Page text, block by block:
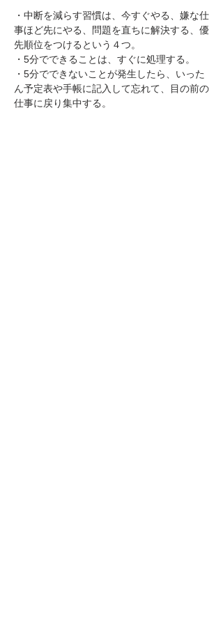
・中断を減らす習慣は、今すぐやる、嫌な仕
事ほど先にやる、問題を直ちに解決する、優
先順位をつけるという４つ。
・5分でできることは、すぐに処理する。
・5分でできないことが発生したら、いった
ん予定表や手帳に記入して忘れて、目の前の
仕事に戻り集中する。